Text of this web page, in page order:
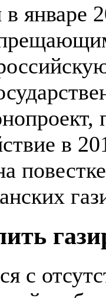
январе
в
с